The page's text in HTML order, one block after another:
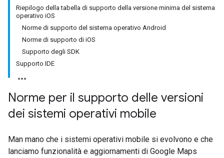
Riepilogo della tabella di supporto della versione minima del sistema
operativo iOS
Norme di supporto del sistema operativo Android
Norme di supporto di iOS
Supporto degli SDK
Supporto IDE
Norme per il supporto delle versioni
dei sistemi operativi mobile
Man mano che i sistemi operativi mobile si evolvono e che
lanciamo funzionalità e aggiornamenti di Google Maps